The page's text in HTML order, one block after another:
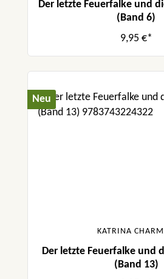
Der letzte Feuerfalke und
(Band 6)
9,95 €*
Neu
KATRINA
Der letzte Feuerfalke und
(Band 13)